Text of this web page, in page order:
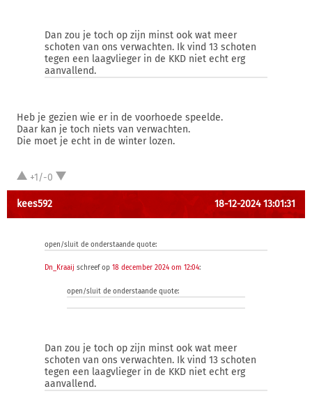
Dan zou je toch op zijn minst ook wat meer
schoten van ons verwachten. Ik vind 13 schoten
tegen een laagvlieger in de KKD niet echt erg
aanvallend.
Heb je gezien wie er in de voorhoede speelde.
Daar kan je toch niets van verwachten.
Die moet je echt in de winter lozen.
+1/-0
kees592 18-12-2024 13:01:31
open/sluit de onderstaande quote:
Dn_Kraaij schreef op 18 december 2024 om 12:04:
open/sluit de onderstaande quote:
Dan zou je toch op zijn minst ook wat meer
schoten van ons verwachten. Ik vind 13 schoten
tegen een laagvlieger in de KKD niet echt erg
aanvallend.